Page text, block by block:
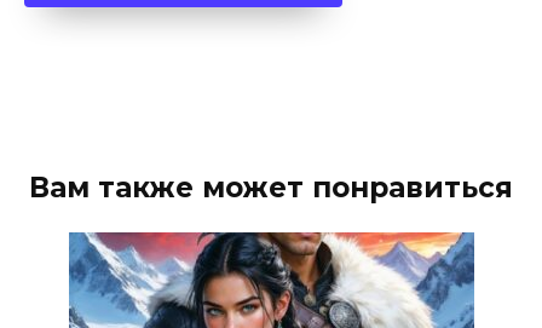
Вам также может понравиться